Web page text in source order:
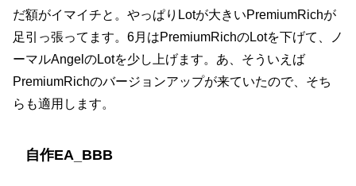
だ額がイマイチと。やっぱりLotが大きいPremiumRichが
足引っ張ってます。6月はPremiumRichのLotを下げて、ノ
ーマルAngelのLotを少し上げます。あ、そういえば
PremiumRichのバージョンアップが来ていたので、そち
らも適用します。
自作EA_BBB